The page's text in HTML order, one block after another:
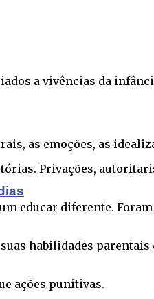
a vivências da
as emoções, as
Privações,
educar diferente.
habilidades
ações punitivas.